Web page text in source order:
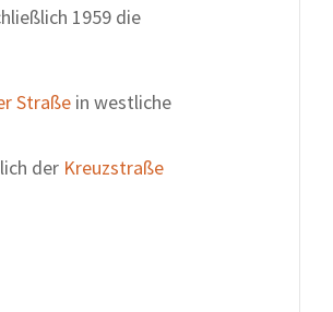
1959 die
Straßein westliche
der Kreuzstraße